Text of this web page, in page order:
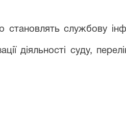
становлять службову
діяльності суду,